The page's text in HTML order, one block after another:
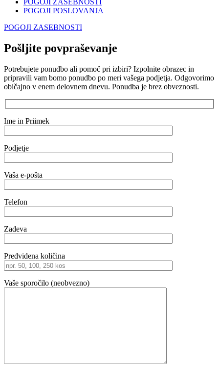
POGOJI ZASEBNOSTI
POGOJI POSLOVANJA
POGOJI ZASEBNOSTI
Pošljite povpraševanje
Potrebujete ponudbo ali pomoč pri izbiri? Izpolnite obrazec in
pripravili vam bomo ponudbo po meri vašega podjetja. Odgovorimo
običajno v enem delovnem dnevu. Ponudba je brez obveznosti.
Ime in Priimek
Podjetje
Vaša e-pošta
Telefon
Zadeva
Predvidena količina
Vaše sporočilo (neobvezno)